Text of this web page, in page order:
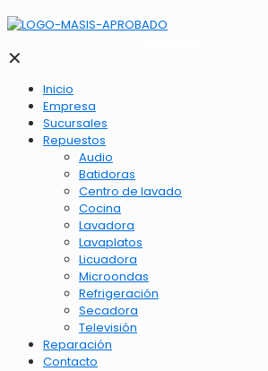
✕
Inicio
Empresa
Sucursales
Repuestos
Audio
Batidoras
Centro de lavado
Cocina
Lavadora
Lavaplatos
Licuadora
Microondas
Refrigeración
Secadora
Televisión
Reparación
Contacto